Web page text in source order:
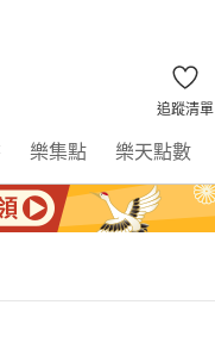
追蹤清單
樂集點 樂天點數